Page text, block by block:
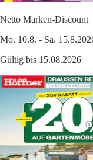
Netto Marken-Discount
Mo. 10.8. - Sa.
Gültig bis 15.08.2026